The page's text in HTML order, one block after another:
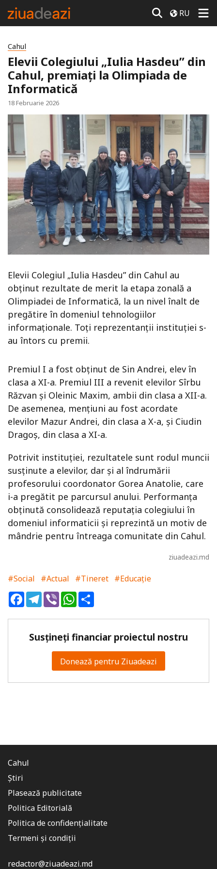
RU
Cahul
Elevii Colegiului „Iulia Hasdeu” din
Cahul, premiați la Olimpiada de
Informatică
18 Februarie 2026
Elevii Colegiul „Iulia Hasdeu” din Cahul au
obținut rezultate de merit la etapa zonală a
Olimpiadei de Informatică, la un nivel înalt de
pregătire în domeniul tehnologiilor
informaționale. Toți reprezentanții instituției s-
au întors cu premii.
Premiul I a fost obținut de Sin Andrei, elev în
clasa a XI-a. Premiul III a revenit elevilor Sîrbu
Răzvan și Oleinic Maxim, ambii din clasa a XII-a.
De asemenea, mențiuni au fost acordate
elevilor Mazur Andrei, din clasa a X-a, și Ciudin
Dragoș, din clasa a XI-a.
Potrivit instituției, rezultatele sunt rodul muncii
susținute a elevilor, dar și al îndrumării
profesorului coordonator Gorea Anatolie, care
i-a pregătit pe parcursul anului. Performanța
obținută consolidează reputația colegiului în
domeniul informaticii și reprezintă un motiv de
mândrie pentru întreaga comunitate din Cahul.
ziuadeazi.md
#Social #Actual #Tineret #Educație
FacebookTelegram
ViberWhatsApp
Susțineți financiar proiectul nostru
Donează pentru Ziuadeazi
Cahul
Știri
Plasează publicitate
Politica Editorială
Politica de confidențialitate
Termeni și condiții
redactor@ziuadeazi.md